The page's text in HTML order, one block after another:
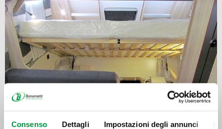
Consenso Dettagli Impostazioni degli annunci